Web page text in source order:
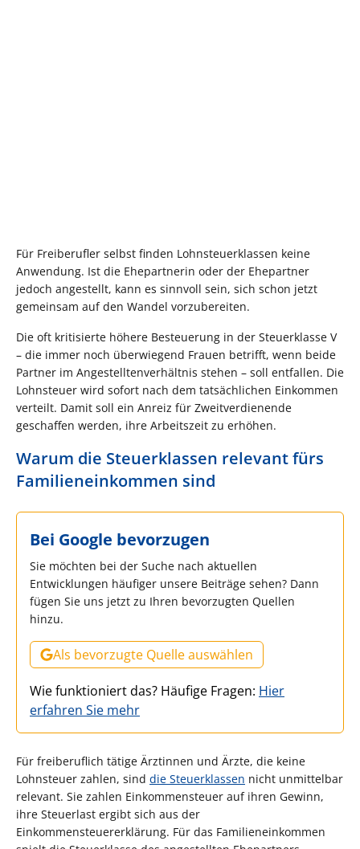
Für Freiberufler selbst finden Lohnsteuerklassen keine
Anwendung. Ist die Ehepartnerin oder der Ehepartner
jedoch angestellt, kann es sinnvoll sein, sich schon jetzt
gemeinsam auf den Wandel vorzubereiten.
Die oft kritisierte höhere Besteuerung in der Steuerklasse V
– die immer noch überwiegend Frauen betrifft, wenn beide
Partner im Angestelltenverhältnis stehen – soll entfallen. Die
Lohnsteuer wird sofort nach dem tatsächlichen Einkommen
verteilt. Damit soll ein Anreiz für Zweitverdienende
geschaffen werden, ihre Arbeitszeit zu erhöhen.
Warum die Steuerklassen relevant fürs
Familieneinkommen sind
Bei Google bevorzugen
Sie möchten bei der Suche nach aktuellen
Entwicklungen häufiger unsere Beiträge sehen? Dann
fügen Sie uns jetzt zu Ihren bevorzugten Quellen
hinzu.
Als bevorzugte Quelle auswählen
Wie funktioniert das? Häufige Fragen: Hier
erfahren Sie mehr
Für freiberuflich tätige Ärztinnen und Ärzte, die keine
Lohnsteuer zahlen, sind die Steuerklassen nicht unmittelbar
relevant. Sie zahlen Einkommensteuer auf ihren Gewinn,
ihre Steuerlast ergibt sich aus der
Einkommensteuererklärung. Für das Familieneinkommen